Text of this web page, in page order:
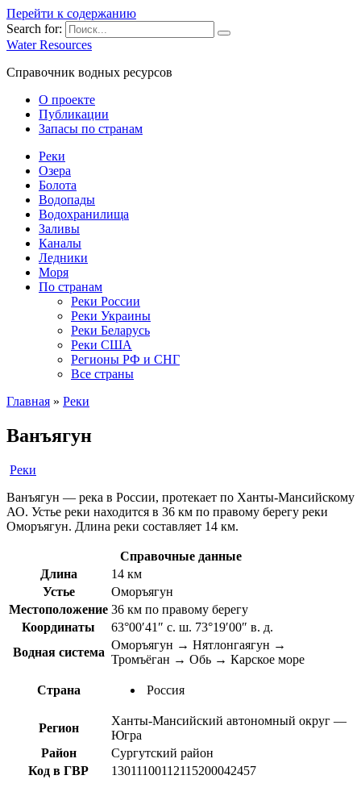
Перейти к содержанию
Search for:
Water Resources
Справочник водных ресурсов
О проекте
Публикации
Запасы по странам
Реки
Озера
Болота
Водопады
Водохранилища
Заливы
Каналы
Ледники
Моря
По странам
Реки России
Реки Украины
Реки Беларусь
Реки США
Регионы РФ и СНГ
Все страны
Главная » Реки
Ванъягун
Реки
Ванъягун — река в России, протекает по Ханты-Мансийскому
АО. Устье реки находится в 36 км по правому берегу реки
Оморъягун. Длина реки составляет 14 км.
Справочные данные
Длина
14 км
Устье
Оморъягун
Местоположение 36 км по правому берегу
Координаты
63°00′41″ с. ш. 73°19′00″ в. д.
Водная система
Оморъягун → Нятлонгаягун →
Тромъёган → Обь → Карское море
Страна Россия
Регион
Ханты-Мансийский автономный округ —
Югра
Район
Сургутский район
Код в ГВР
13011100112115200042457